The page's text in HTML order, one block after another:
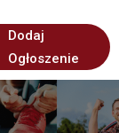
Dodaj
Ogłoszenie